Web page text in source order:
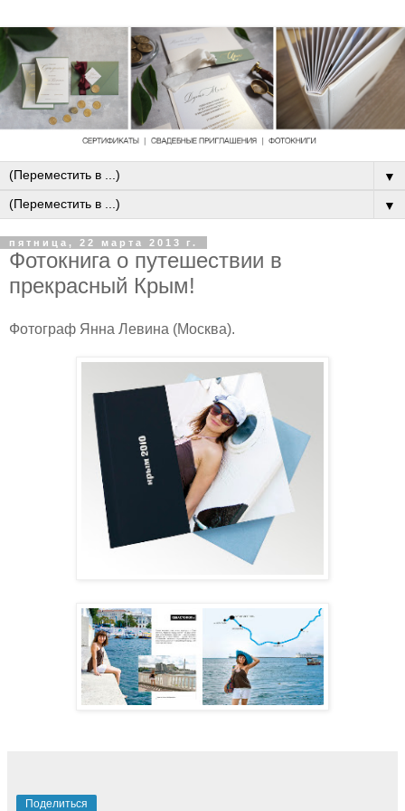
▼
▼
пятница, 22 марта 2013 г.
Фотокнига о путешествии в
прекрасный Крым!
Фотограф Янна Левина (Москва).
Поделиться